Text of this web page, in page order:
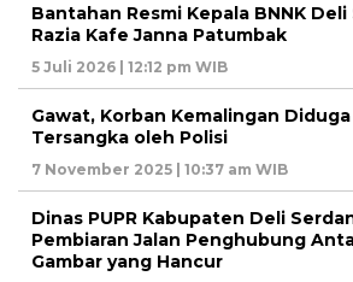
Bantahan Resmi Kepala BNNK
Razia Kafe Janna Patumbak
5 Juli 2026 | 12:12 pm WIB
Gawat, Korban Kemalingan
Tersangka oleh Polisi
7 November 2025 | 10:37 am WIB
Dinas PUPR Kabupaten Deli
Pembiaran Jalan Penghubung
Gambar yang Hancur